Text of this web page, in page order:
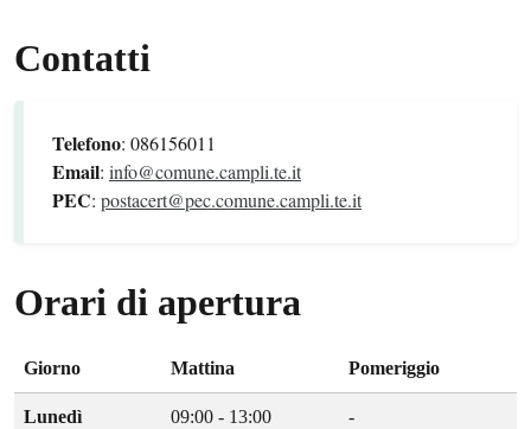
Contatti
Telefono: 086156011
Email: info@comune.campli.te.it
PEC: postacert@pec.comune.campli.te.it
Orari di apertura
Giorno Mattina Pomeriggio
Lunedì 09:00 - 13:00 -